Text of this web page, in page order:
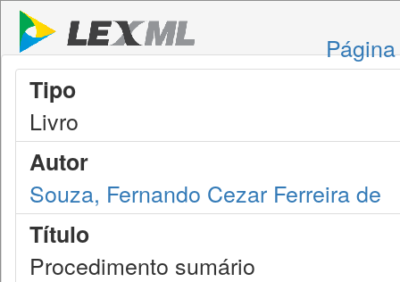
Tipo
Livro
Autor
Souza, Fernando Cezar Ferreira de
Título
Procedimento sumário